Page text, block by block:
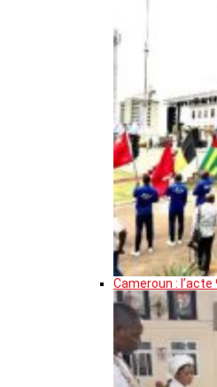
Cameroun : l’acte